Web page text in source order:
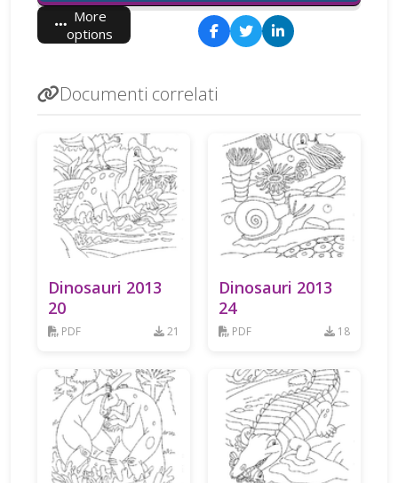
More
options
Documenti correlati
Dinosauri 2013
20
PDF 21
Dinosauri 2013
24
PDF 18